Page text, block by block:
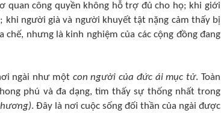
quan công quyền không hỗ trợ đủ cho họ; khi giới
người già và người khuyết tật nặng cảm thấy bị
nhưng là kinh nghiệm của các cộng đồng đang
ngài như một con người của đức ái mục tử. Toàn
phú và đa dạng, tìm thấy sự thống nhất trong
. Đây là nơi cuộc sống đối thần của ngài được